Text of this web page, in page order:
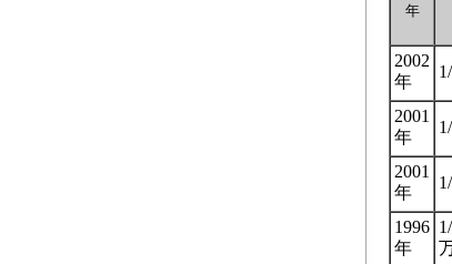
年
2002
年
2001
年
2001
年
1996
年